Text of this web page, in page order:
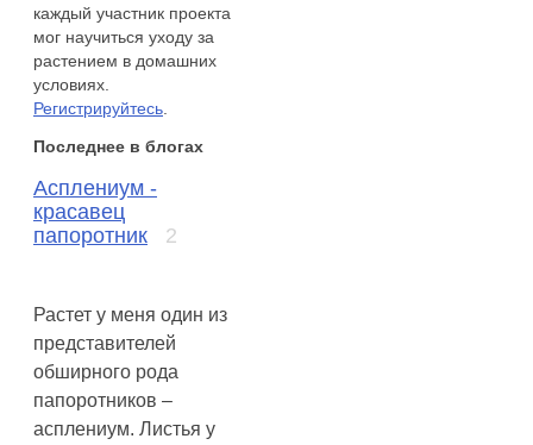
каждый участник проекта
мог научиться уходу за
растением в домашних
условиях.
Регистрируйтесь
Последнее в блогах
Асплениум -
красавец
папоротник
2
Растет у меня один из
представителей
обширного рода
папоротников –
асплениум. Листья у